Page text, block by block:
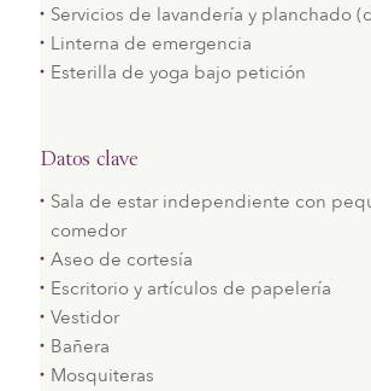
Servicios de lavandería y planchado
Linterna de emergencia
Esterilla de yoga bajo petición
Datos clave
Sala de estar independiente con
comedor
Aseo de cortesía
Escritorio y artículos de papelería
Vestidor
Bañera
Mosquiteras